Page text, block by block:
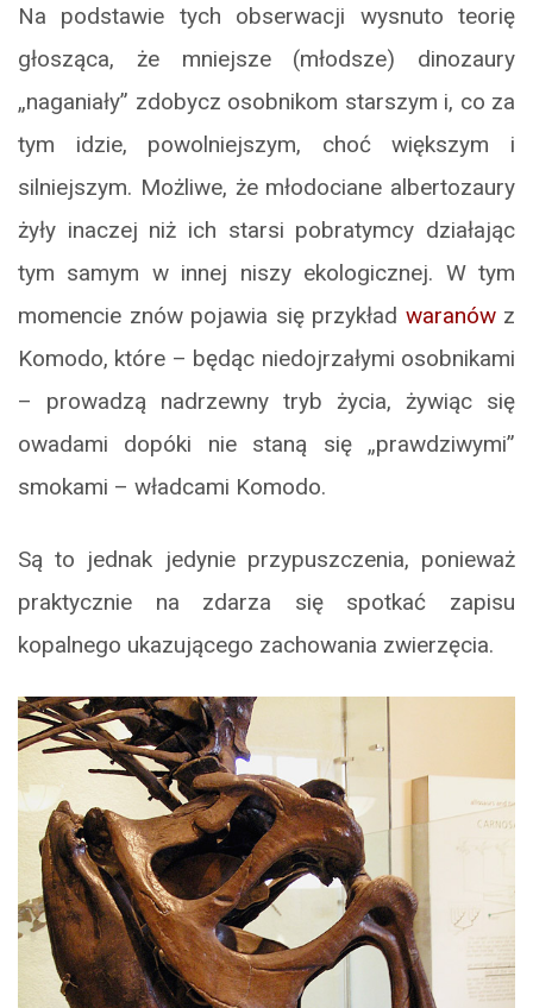
Na podstawie tych obserwacji wysnuto teorię
głosząca, że mniejsze (młodsze) dinozaury
„naganiały” zdobycz osobnikom starszym i, co za
tym idzie, powolniejszym, choć większym i
silniejszym. Możliwe, że młodociane albertozaury
żyły inaczej niż ich starsi pobratymcy działając
tym samym w innej niszy ekologicznej. W tym
momencie znów pojawia się przykład waranówz
Komodo, które – będąc niedojrzałymi osobnikami
– prowadzą nadrzewny tryb życia, żywiąc się
owadami dopóki nie staną się „prawdziwymi”
smokami – władcami Komodo.
Są to jednak jedynie przypuszczenia, ponieważ
praktycznie na zdarza się spotkać zapisu
kopalnego ukazującego zachowania zwierzęcia.